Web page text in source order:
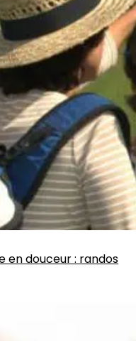
en douceur : randos